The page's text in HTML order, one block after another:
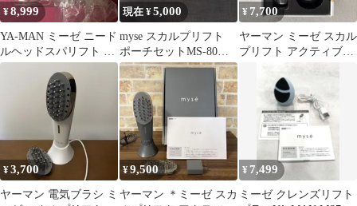
¥8,999
YA-MAN ミーゼ ニード
ルヘッドスパリフト ア
クティブ MS-32G
現在 ¥5,000
myse スカルプリフト
ポーチセットMS-80W-1
ヤーマン
¥7,700
ヤーマン ミーゼ スカル
プリフト アクティブ
myse MS-80G GRAY
¥3,700
ヤーマン 電気ブラシ ミ
¥9,500
ヤーマン ＊ミーゼ スカ
¥ 7,499
ミーゼ クレンズリフト